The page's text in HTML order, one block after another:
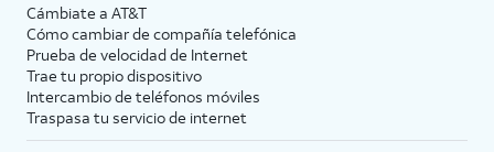
Cámbiate a AT&T
Cómo cambiar de compañía telefónica
Prueba de velocidad de Internet
Trae tu propio dispositivo
Intercambio de teléfonos móviles
Traspasa tu servicio de internet